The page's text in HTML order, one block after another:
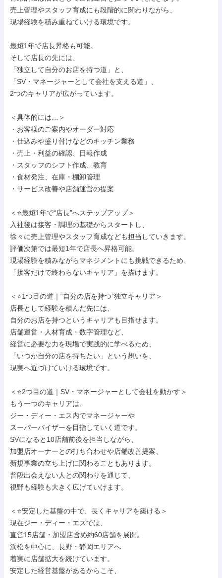
売上管理やスタッフ育成にも段階的に関わりながら、
現場経験を積み重ねていける環境です。
最短1年で店長昇格も可能。
そして店長の先には、
「独立して自分のお店を持つ道」と、
「SV・マネージャーとして会社を支える道」、
2つのキャリアが広がっています。
＜具体的には…＞
・お客様のご案内やオーダー対応
・仕込みや盛り付けなどのキッチン業務
・売上・利益の確認、日報作成
・スタッフのシフト作成、教育
・食材発注、在庫・棚卸管理
・サービス改善や店舗運営の提案
＜⭐最短1年で“店長”へステップアップ＞
入社後は接客・調理の基礎からスタートし、
徐々に売上管理やスタッフ育成なども担当していきます。
評価次第では最短1年で店長へ昇格可能。
現場経験を積みながらマネジメントにも挑戦できるため、
「接客だけで終わらないキャリア」を描けます。
＜⭐1つ目の道｜“自分の店を持つ”独立キャリア＞
店長として経験を積んだ先には、
自分のお店を持つというキャリアも目指せます。
店舗運営・人材育成・数字管理など、
経営に必要な力を現場で実践的に学べるため、
「いつか自分の店を持ちたい」という想いを、
現実へ近づけていける環境です。
＜⭐2つ目の道｜SV・マネージャーとして会社を動かす＞
もう一つのキャリアは、
ジー・ディー・エス内でマネージャーや
スーパーバイザーを目指していく道です。
SVになると10店舗前後を担当しながら、
加盟店オーナーとの打ち合わせや店舗改善提案、
新規事業の立ち上げに関わることもあります。
普段出会えない人との関わりを通じて、
視野も経験も大きく広げていけます。
＜⭐安定した基盤の中で、長くキャリアを築ける＞
現在ジー・ディー・エスでは、
直営15店舗・加盟店含め約60店舗を展開。
浜松を中心に、長野・静岡エリアへ
着実に店舗拡大を続けています。
安定した経営基盤があるからこそ、